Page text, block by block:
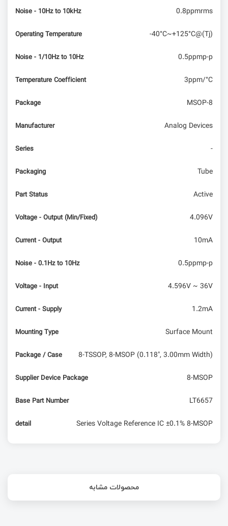
Noise - 10Hz to 10kHz 0.8ppmrms
Operating Temperature -40°C~+125°C@(Tj)
Noise - 1/10Hz to 10Hz 0.5ppmp-p
Temperature Coefficient 3ppm/°C
Package MSOP-8
Manufacturer Analog Devices
Series -
Packaging Tube
Part Status Active
Voltage - Output (Min/Fixed) 4.096V
Current - Output 10mA
Noise - 0.1Hz to 10Hz 0.5ppmp-p
Voltage - Input 4.596V ~ 36V
Current - Supply 1.2mA
Mounting Type Surface Mount
Package / Case 8-TSSOP, 8-MSOP (0.118", 3.00mm Width)
Supplier Device Package 8-MSOP
Base Part Number LT6657
detail Series Voltage Reference IC ±0.1% 8-MSOP
محصولات مشابه